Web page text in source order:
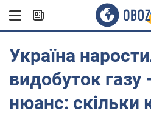
Україна
видобуток газу
нюанс: скільки